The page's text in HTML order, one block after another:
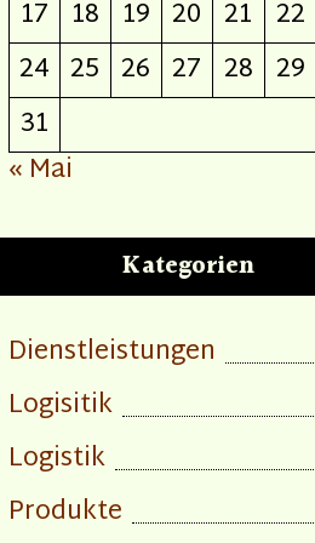
17 18 19 20 21 22
24 25 26 27 28 29
31
« Mai
Kategorien
Dienstleistungen
Logisitik
Logistik
Produkte